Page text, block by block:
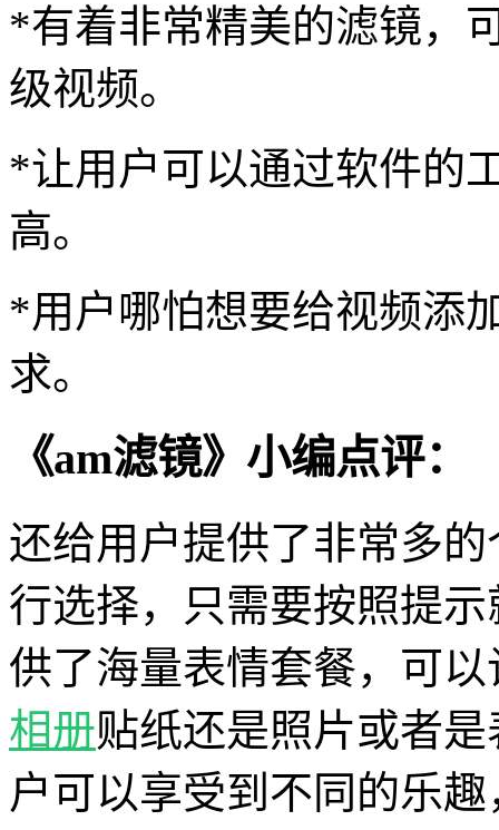
*有着非常精美的滤镜，
级视频。
*让用户可以通过软件的
高。
*用户哪怕想要给视频添
求。
《am滤镜》小编点评：
还给用户提供了非常多
行选择，只需要按照提
供了海量表情套餐，可
相册贴纸还是照片或者
户可以享受到不同的乐